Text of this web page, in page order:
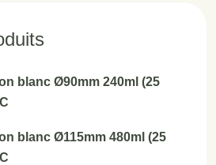
blanc Ø90mm 240ml (25
blanc Ø115mm 480ml (25